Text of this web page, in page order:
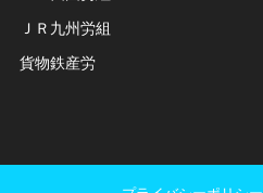
ＪＲ九州労組
貨物鉄産労